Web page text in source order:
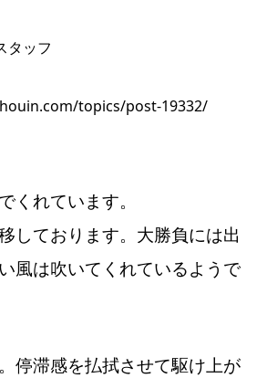
タッフ
topics/post-19332/
くれています。
しております。大勝負には出
風は吹いてくれているようで
停滞感を払拭させて駆け上が